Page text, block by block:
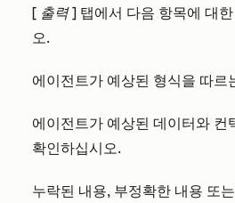
[ 출력] 탭에서 다음 항목에 대
오.
에이전트가 예상된 형식을 따르
에이전트가 예상된 데이터와 컨
확인하십시오.
누락된 내용, 부정확한 내용 또